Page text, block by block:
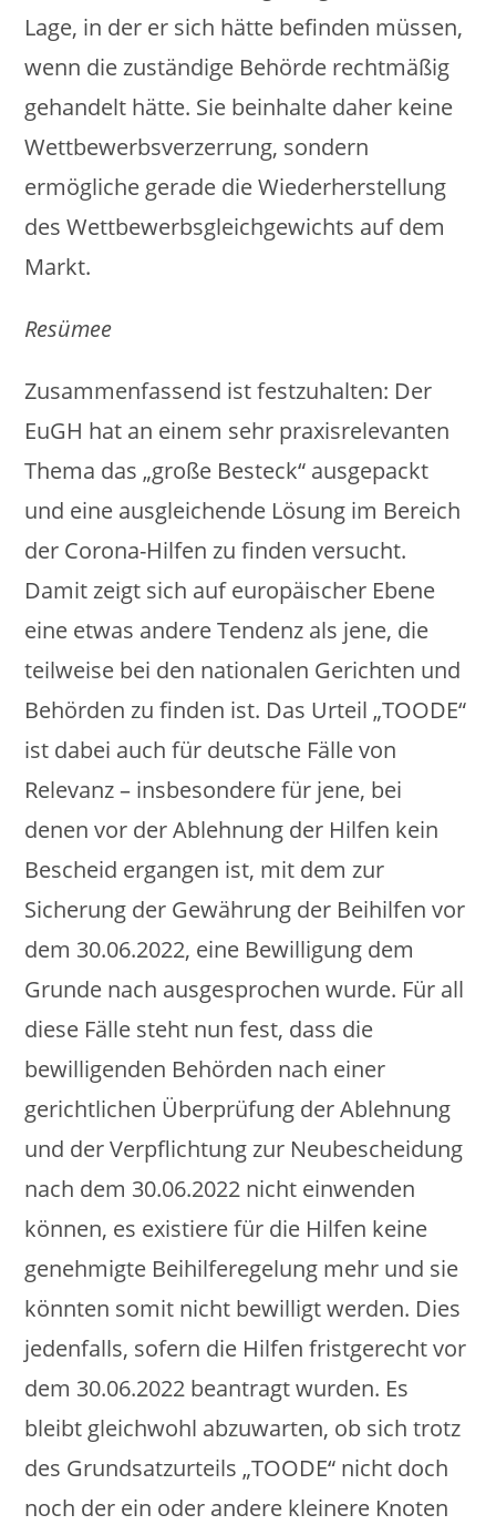
Lage, in der er sich hätte befinden müssen,
wenn die zuständige Behörde rechtmäßig
gehandelt hätte. Sie beinhalte daher keine
Wettbewerbsverzerrung, sondern
ermögliche gerade die Wiederherstellung
des Wettbewerbsgleichgewichts auf dem
Markt.
Resümee
Zusammenfassend ist festzuhalten: Der
EuGH hat an einem sehr praxisrelevanten
Thema das „große Besteck“ ausgepackt
und eine ausgleichende Lösung im Bereich
der Corona-Hilfen zu finden versucht.
Damit zeigt sich auf europäischer Ebene
eine etwas andere Tendenz als jene, die
teilweise bei den nationalen Gerichten und
Behörden zu finden ist. Das Urteil „TOODE“
ist dabei auch für deutsche Fälle von
Relevanz – insbesondere für jene, bei
denen vor der Ablehnung der Hilfen kein
Bescheid ergangen ist, mit dem zur
Sicherung der Gewährung der Beihilfen vor
dem 30.06.2022, eine Bewilligung dem
Grunde nach ausgesprochen wurde. Für all
diese Fälle steht nun fest, dass die
bewilligenden Behörden nach einer
gerichtlichen Überprüfung der Ablehnung
und der Verpflichtung zur Neubescheidung
nach dem 30.06.2022 nicht einwenden
können, es existiere für die Hilfen keine
genehmigte Beihilferegelung mehr und sie
könnten somit nicht bewilligt werden. Dies
jedenfalls, sofern die Hilfen fristgerecht vor
dem 30.06.2022 beantragt wurden. Es
bleibt gleichwohl abzuwarten, ob sich trotz
des Grundsatzurteils „TOODE“ nicht doch
noch der ein oder andere kleinere Knoten